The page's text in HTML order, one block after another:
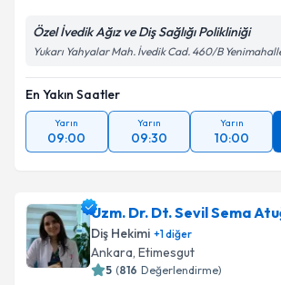
Özel İvedik Ağız ve Diş Sağlığı Polikliniği
Yukarı Yahyalar Mah. İvedik Cad. 460/B
En Yakın Saatler
Yarın
09:00
Yarın
09:30
Yarın
10:00
Uzm. Dr. Dt. Sevil Sema
Diş Hekimi +1diğer
Ankara, Etimesgut
5 (816 Değerlendirme)